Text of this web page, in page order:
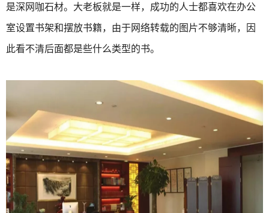
是深网咖石材。大老板就是一样，成功的人士都喜欢在办公
室设置书架和摆放书籍，由于网络转载的图片不够清晰，因
此看不清后面都是些什么类型的书。